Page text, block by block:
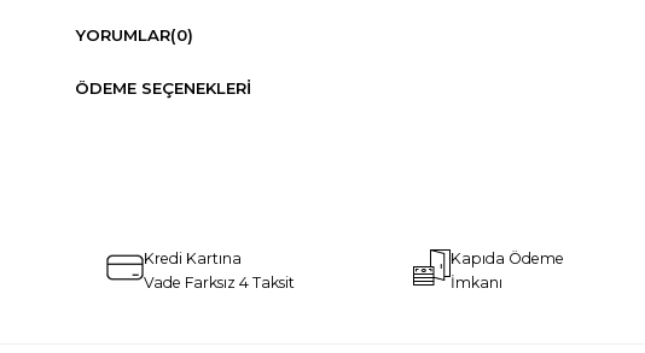
YORUMLAR(0)
ÖDEME SEÇENEKLERI
Kredi Kartına
Vade Farksız 4 Taksit
Kapıda Ödeme
İmkanı